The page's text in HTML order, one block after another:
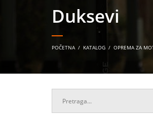
Duksevi
POČETNA / KATALOG / OPREMA ZA